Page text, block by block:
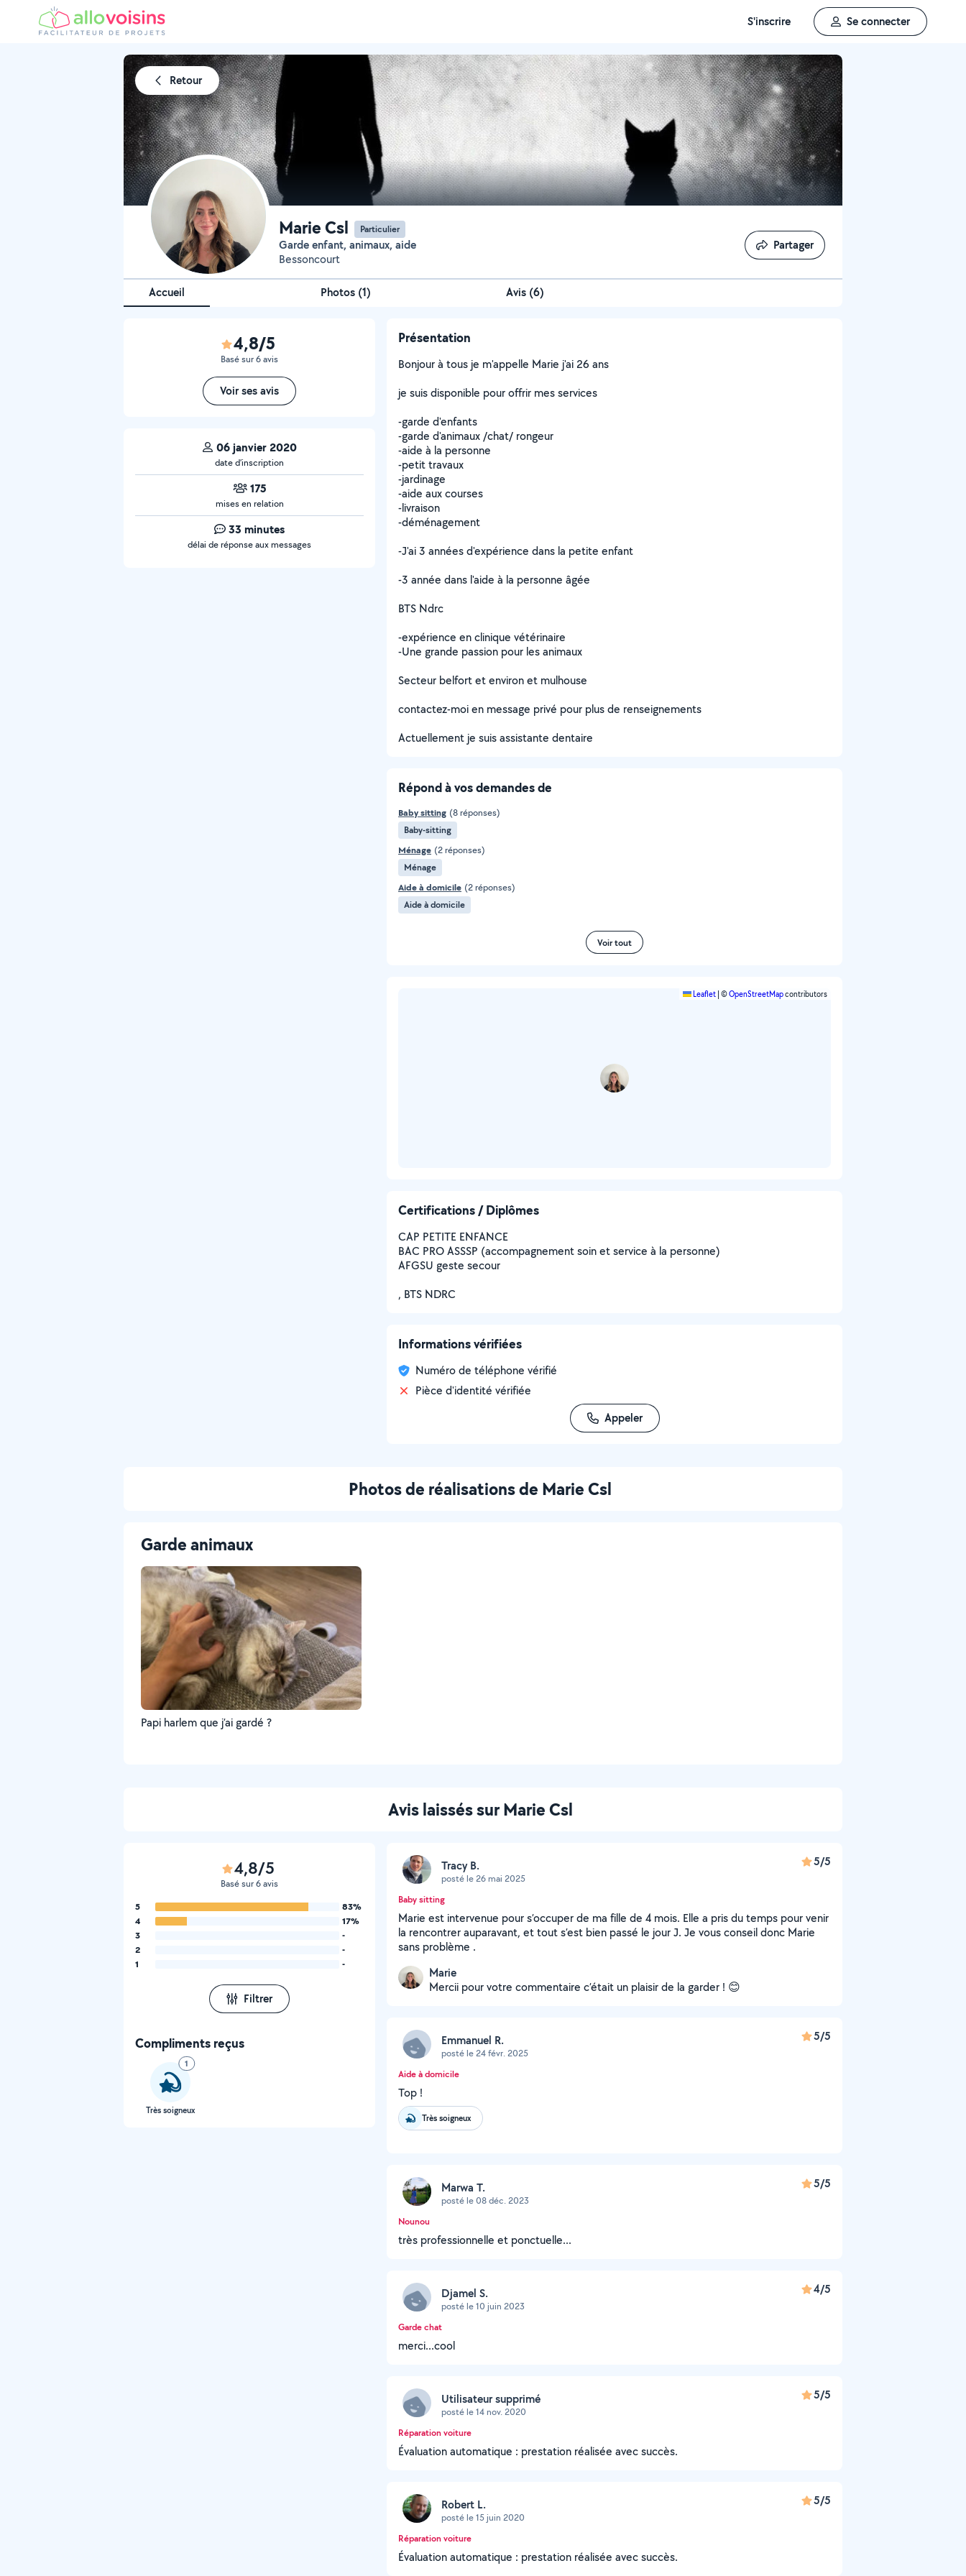
S'inscrire Se connecter
Retour
Marie Csl Particulier
Garde enfant, animaux, aide
Bessoncourt
Partager
Partager
Accueil Photos (1) Avis (6)
4,8/5
Basé sur 6 avis
Voir ses avis
06 janvier 2020
date d’inscription
175
mises en relation
33 minutes
délai de réponse aux messages
Présentation
Bonjour à tous je m'appelle Marie j'ai 26 ans
je suis disponible pour offrir mes services
-garde d'enfants
-garde d'animaux /chat/ rongeur
-aide à la personne
-petit travaux
-jardinage
-aide aux courses
-livraison
-déménagement
-J'ai 3 années d'expérience dans la petite enfant
-3 année dans l'aide à la personne âgée
BTS Ndrc
-expérience en clinique vétérinaire
-Une grande passion pour les animaux
Secteur belfort et environ et mulhouse
contactez-moi en message privé pour plus de renseignements
Actuellement je suis assistante dentaire
Répond à vos demandes de
Baby sitting (8 réponses)
Baby-sitting
Ménage (2 réponses)
Ménage
Aide à domicile (2 réponses)
Aide à domicile
Voir tout
Leaflet ©OpenStreetMapcontributors
Certifications / Diplômes
CAP PETITE ENFANCE
BAC PRO ASSSP (accompagnement soin et service à la personne)
AFGSU geste secour
, BTS NDRC
Informations vérifiées
Numéro de téléphone vérifié
Pièce d'identité vérifiée
Appeler
Photos de réalisations de Marie Csl
Garde animaux
Papi harlem que j’ai gardé ?
Avis laissés sur Marie Csl
4,8/5
Basé sur 6 avis
5
83%
4
17%
3
-
2
-
1
-
Filtrer
Compliments reçus
1
Très soigneux
Tracy B.
posté le 26 mai 2025
5/5
Baby sitting
Marie est intervenue pour s’occuper de ma fille de 4 mois. Elle a pris du temps pour venir
la rencontrer auparavant, et tout s’est bien passé le jour J. Je vous conseil donc Marie
sans problème .
Marie
Mercii pour votre commentaire c’était un plaisir de la garder ! 😊
Emmanuel R.
posté le 24 févr. 2025
5/5
Aide à domicile
Top !
Très soigneux
Marwa T.
posté le 08 déc. 2023
5/5
Nounou
très professionnelle et ponctuelle...
Djamel S.
posté le 10 juin 2023
4/5
Garde chat
merci...cool
Utilisateur supprimé
posté le 14 nov. 2020
5/5
Réparation voiture
Évaluation automatique : prestation réalisée avec succès.
Robert L.
posté le 15 juin 2020
5/5
Réparation voiture
Évaluation automatique : prestation réalisée avec succès.